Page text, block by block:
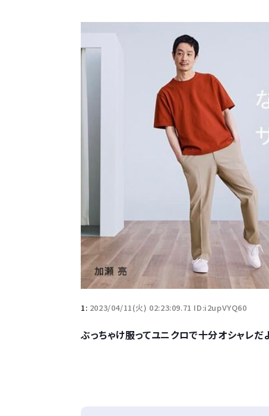
1: 2023/04/11(火) 02:23:09.71 ID:i2upVYQ60
ぶっちゃけ服ってユニクロで十分オシャレだ